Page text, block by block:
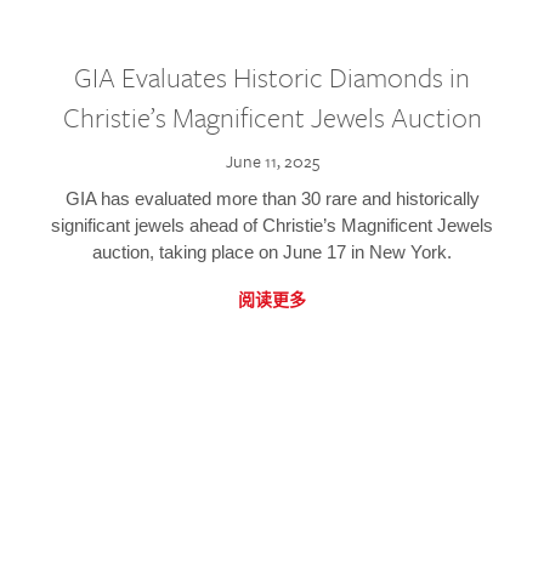
GIA Evaluates Historic Diamonds in
Christie’s Magnificent Jewels Auction
June 11, 2025
GIA has evaluated more than 30 rare and historically
significant jewels ahead of Christie’s Magnificent Jewels
auction, taking place on June 17 in New York.
阅读更多